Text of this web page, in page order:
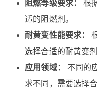
阻燃等级要求：
根
适的阻燃剂。
耐黄变性能要求：
选择合适的耐黄变剂
应用领域：
不同的
求不同，需要选择